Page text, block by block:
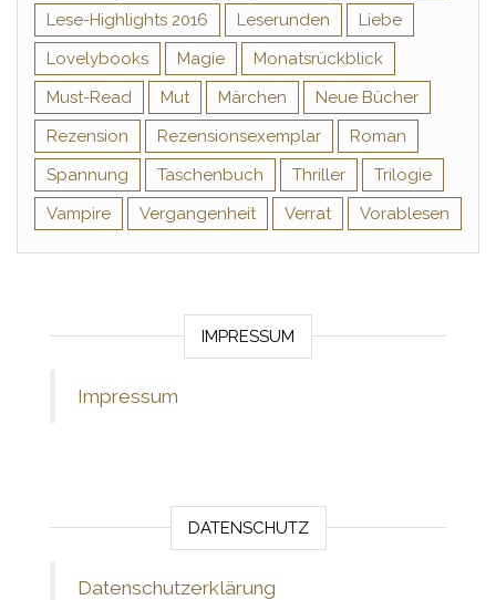
Lese-Highlights 2016
Leserunden
Liebe
Lovelybooks
Magie
Monatsrückblick
Must-Read
Mut Märchen
Neue Bücher
Rezension
Rezensionsexemplar
Roman
Spannung
Taschenbuch Thriller
Trilogie
Vampire
Vergangenheit Verrat Vorablesen
IMPRESSUM
Impressum
DATENSCHUTZ
Datenschutzerklärung